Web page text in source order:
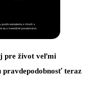
pre život veľmi
pravdepodobnosť teraz